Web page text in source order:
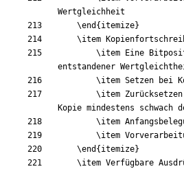
\end { itemize}
\item
\item Eine
\item
\item
\item
\item
\end { itemize}
\item Verfügbare